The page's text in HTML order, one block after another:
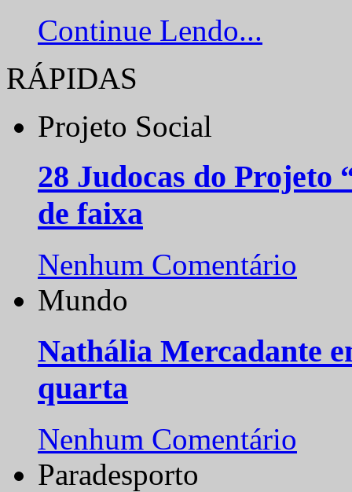
Continue Lendo...
RÁPIDAS
Projeto Social
28 Judocas do
de faixa
Nenhum Comentário
Mundo
Nathália Mercadante
quarta
Nenhum Comentário
Paradesporto